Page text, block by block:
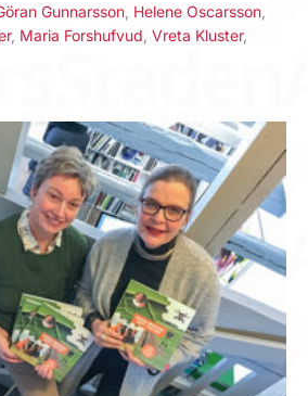
Gunnarsson Helene Oscarsson
, Maria Forshufvud Vreta Kluster,